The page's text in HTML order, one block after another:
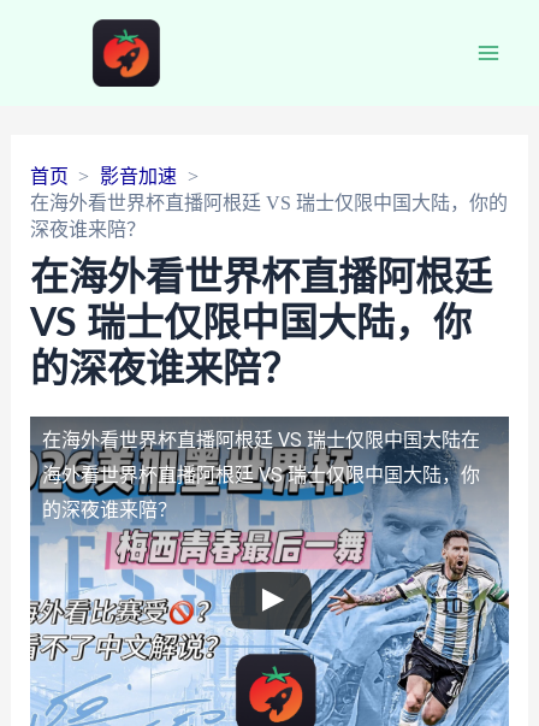
首页
影音加速
在海外看世界杯直播阿根廷 VS 瑞士仅限中国大陆，你的
深夜谁来陪？
在海外看世界杯直播阿根廷
VS 瑞士仅限中国大陆，你
的深夜谁来陪？
在海外看世界杯直播阿根廷 VS 瑞士仅限中国大陆在
海外看世界杯直播阿根廷 VS 瑞士仅限中国大陆，你
的深夜谁来陪？